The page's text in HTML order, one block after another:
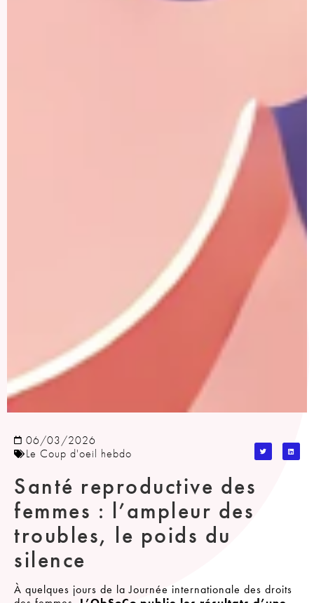
06/03/2026
Le Coup d'oeil hebdo
Santé reproductive des
femmes : l’ampleur des
troubles, le poids du
silence
À quelques jours de la Journée internationale des droits